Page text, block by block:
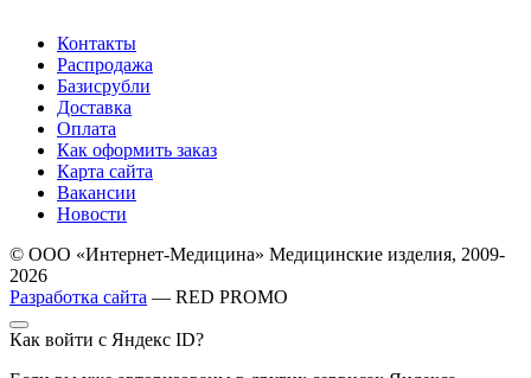
Контакты
Распродажа
Базисрубли
Доставка
Оплата
Как оформить заказ
Карта сайта
Вакансии
Новости
© ООО «Интернет-Медицина» Медицинские изделия, 2009-
2026
Разработка сайта — RED PROMO
Как войти с Яндекс ID?